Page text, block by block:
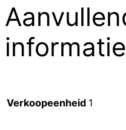
informatie
Verkoopeenheid 1